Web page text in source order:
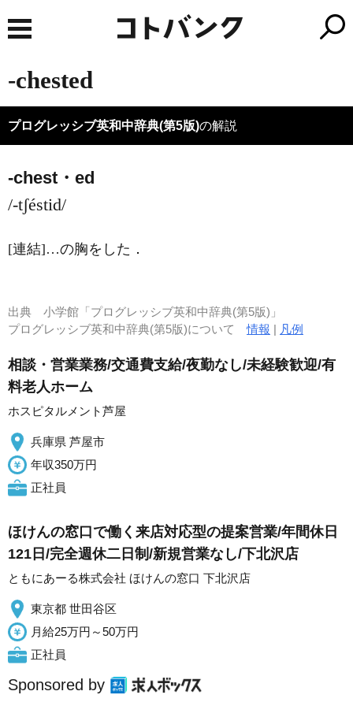
-chested
プログレッシブ英和中辞典(第5版)の解説
-chest・ed
/-tʃéstid/
[連結]…の胸をした ．
出典 小学館「プログレッシブ英和中辞典(第5版)」
プログレッシブ英和中辞典(第5版)について情報 | 凡例
相談・営業業務/交通費支給/夜勤なし/未経験歓迎/有
料老人ホーム
ホスピタルメント芦屋
兵庫県 芦屋市
年収350万円
正社員
ほけんの窓口で働く来店対応型の提案営業/年間休日
121日/完全週休二日制/新規営業なし/下北沢店
ともにあーる株式会社 ほけんの窓口 下北沢店
東京都 世田谷区
月給25万円～50万円
正社員
Sponsored by